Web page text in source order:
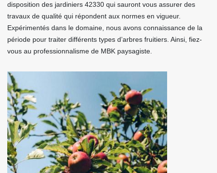
disposition des jardiniers 42330 qui sauront vous assurer des
travaux de qualité qui répondent aux normes en vigueur.
Expérimentés dans le domaine, nous avons connaissance de la
période pour traiter différents types d’arbres fruitiers. Ainsi, fiez-
vous au professionnalisme de MBK paysagiste.